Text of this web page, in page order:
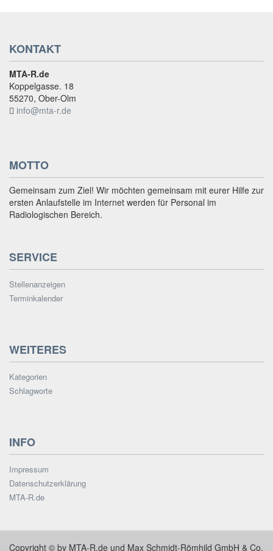
KONTAKT
MTA-R.de
Koppelgasse. 18
55270, Ober-Olm
info@mta-r.de
MOTTO
Gemeinsam zum Ziel! Wir möchten gemeinsam mit eurer Hilfe zur
ersten Anlaufstelle im Internet werden für Personal im
Radiologischen Bereich.
SERVICE
Stellenanzeigen
Terminkalender
WEITERES
Kategorien
Schlagworte
INFO
Impressum
Datenschutzerklärung
MTA-R.de
Copyright © by MTA-R.de und Max Schmidt-Römhild GmbH & Co.